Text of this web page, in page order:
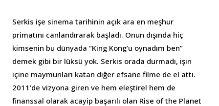
Serkis işe sinema tarihinin açık ara en meşhur
primatını canlandırarak başladı. Onun dışında hiç
kimsenin bu dünyada “King Kong’u oynadım ben”
demek gibi bir lüksü yok. Serkis orada durmadı, işin
içine maymunları katan diğer efsane filme de el attı.
2011’de vizyona giren ve hem eleştirel hem de
finanssal olarak acayip başarılı olan Rise of the Planet